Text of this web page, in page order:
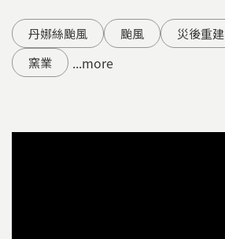
丹娜絲颱風 颱風 災後重建
窯業
...more